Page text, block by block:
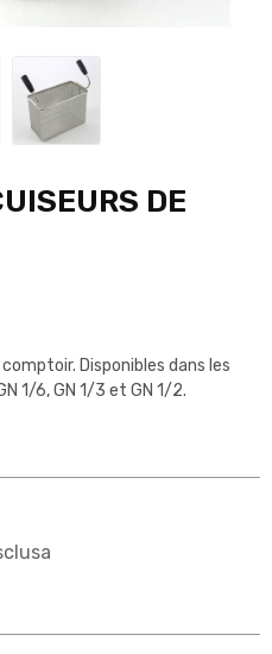
DE
Disponibles dans les
1/6, GN 1/3 et GN 1/2.